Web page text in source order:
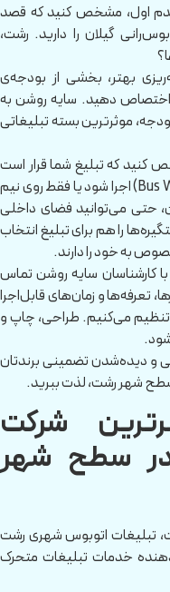
اول، مشخص کنید که قصد
گیلان را دارید. رشت،
بهتر، بخشی از بودجه‌ی
اختصاص دهید. سایه روشن به
موثرترین بسته تبلیغاتی
کنید که تبلیغ شما قرار است
به‌صورت کامل روی بدنه اتوبوس(Bus Wrap) اجرا شود یا فقط روی نیم
حتی می‌توانید فضای داخلی
را هم برای تبلیغ انتخاب
به خود را دارند.
کارشناسان سایه روشن تماس
تعرفه‌ها و زمان‌های قابل‌اجرا
تنظیم می‌کنیم. طراحی، چاپ و
و دیده‌شدن تضمینی برندتان
شهر رشت، لذت ببرید.
شرکت
در سطح شهر
تبلیغات اتوبوس شهری رشت
خدمات تبلیغات متحرک